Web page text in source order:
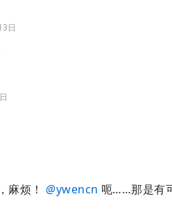
日
麻烦！@ywencn 呃……那是有